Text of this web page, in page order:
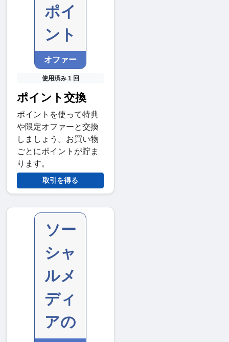
ポイ
ント
オファー
使用済み 1 回
ポイント交換
ポイントを使って特典
や限定オファーと交換
しましょう。お買い物
ごとにポイントが貯ま
ります。
取引を得る
ソー
シャ
ルメ
ディ
アの